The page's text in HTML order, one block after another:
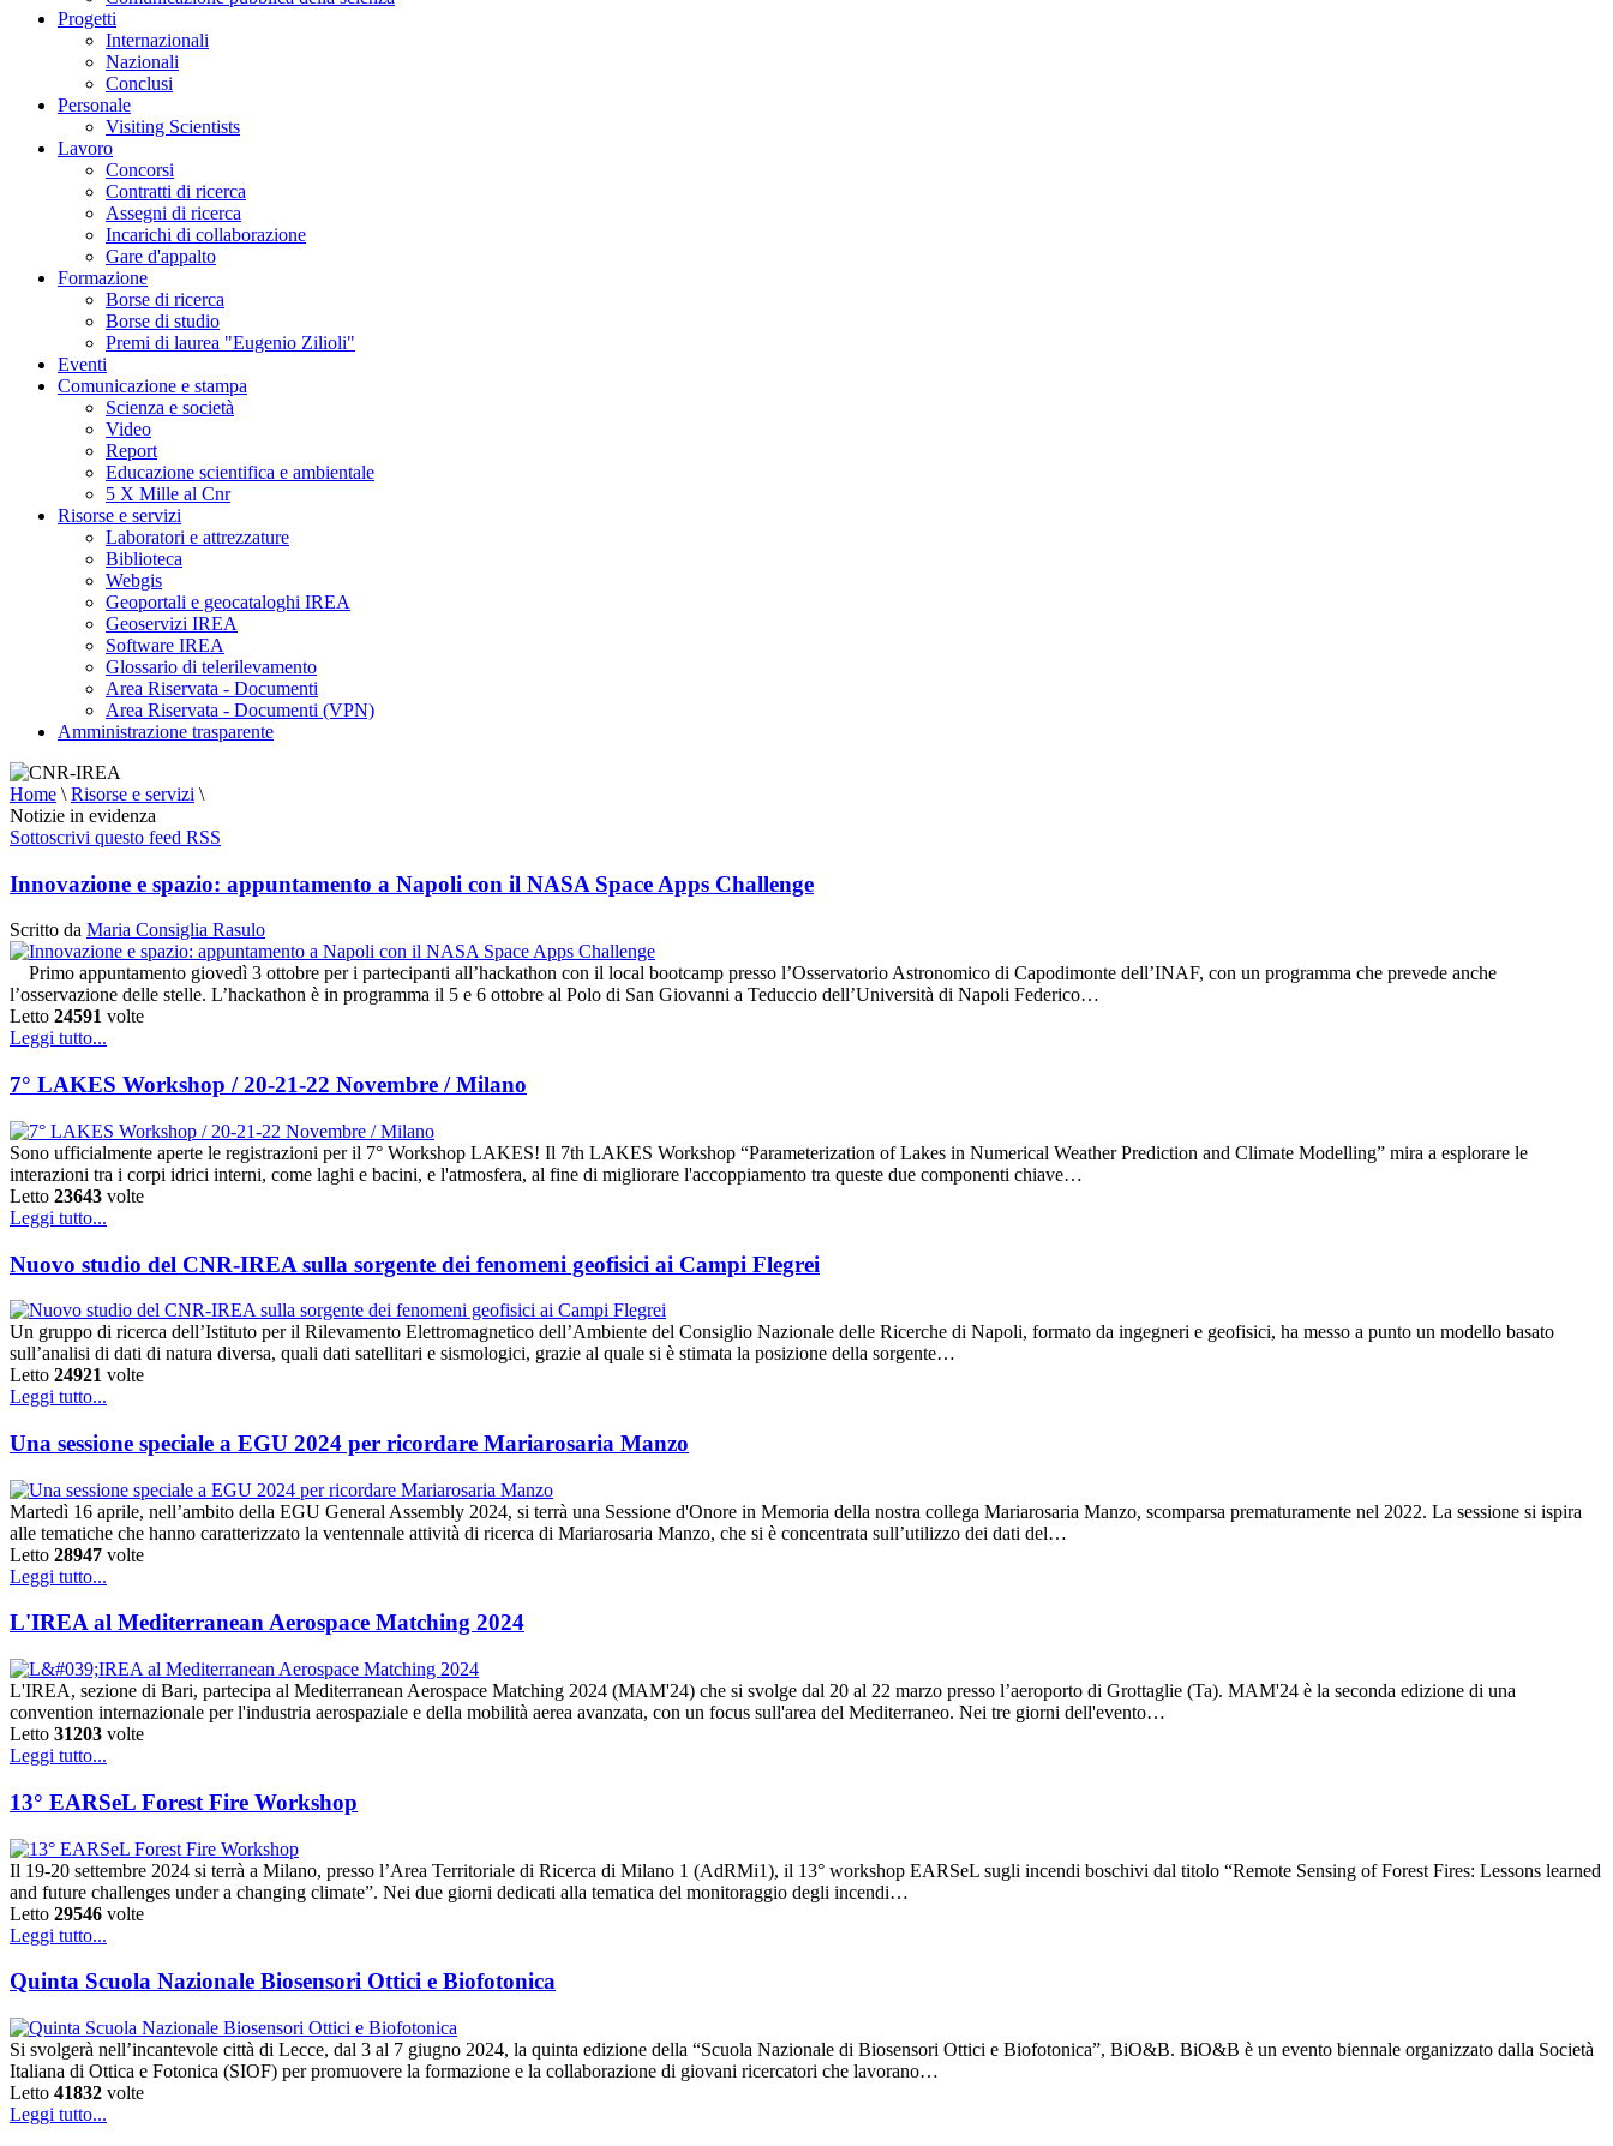
Progetti
Internazionali
Nazionali
Conclusi
Personale
Visiting Scientists
Lavoro
Concorsi
Contratti di ricerca
Assegni di ricerca
Incarichi di collaborazione
Gare d'appalto
Formazione
Borse di ricerca
Borse di studio
Premi di laurea "Eugenio Zilioli"
Eventi
Comunicazione e stampa
Scienza e società
Video
Report
Educazione scientifica e ambientale
5 X Mille al Cnr
Risorse e servizi
Laboratori e attrezzature
Biblioteca
Webgis
Geoportali e geocataloghi IREA
Geoservizi IREA
Software IREA
Glossario di telerilevamento
Area Riservata - Documenti
Area Riservata - Documenti (VPN)
Amministrazione trasparente
Home \ Risorse e servizi \
Notizie in evidenza
Sottoscrivi questo feed RSS
Innovazione e spazio: appuntamento a Napoli con il NASA Space Apps Challenge
Scritto da Maria Consiglia Rasulo
Primo appuntamento giovedì 3 ottobre per i partecipanti all’hackathon con il local bootcamp presso l’Osservatorio Astronomico di Capodimonte dell’INAF, con un programma che prevede anche
l’osservazione delle stelle. L’hackathon è in programma il 5 e 6 ottobre al Polo di San Giovanni a Teduccio dell’Università di Napoli Federico…
Letto 24591 volte
Leggi tutto...
7° LAKES Workshop / 20-21-22 Novembre / Milano
Sono ufficialmente aperte le registrazioni per il 7° Workshop LAKES! Il 7th LAKES Workshop “Parameterization of Lakes in Numerical Weather Prediction and Climate Modelling” mira a esplorare le
interazioni tra i corpi idrici interni, come laghi e bacini, e l'atmosfera, al fine di migliorare l'accoppiamento tra queste due componenti chiave…
Letto 23643 volte
Leggi tutto...
Nuovo studio del CNR-IREA sulla sorgente dei fenomeni geofisici ai Campi Flegrei
Un gruppo di ricerca dell’Istituto per il Rilevamento Elettromagnetico dell’Ambiente del Consiglio Nazionale delle Ricerche di Napoli, formato da ingegneri e geofisici, ha messo a punto un modello basato
sull’analisi di dati di natura diversa, quali dati satellitari e sismologici, grazie al quale si è stimata la posizione della sorgente…
Letto 24921 volte
Leggi tutto...
Una sessione speciale a EGU 2024 per ricordare Mariarosaria Manzo
Martedì 16 aprile, nell’ambito della EGU General Assembly 2024, si terrà una Sessione d'Onore in Memoria della nostra collega Mariarosaria Manzo, scomparsa prematuramente nel 2022. La sessione si ispira
alle tematiche che hanno caratterizzato la ventennale attività di ricerca di Mariarosaria Manzo, che si è concentrata sull’utilizzo dei dati del…
Letto 28947 volte
Leggi tutto...
L'IREA al Mediterranean Aerospace Matching 2024
L'IREA, sezione di Bari, partecipa al Mediterranean Aerospace Matching 2024 (MAM'24) che si svolge dal 20 al 22 marzo presso l’aeroporto di Grottaglie (Ta). MAM'24 è la seconda edizione di una
convention internazionale per l'industria aerospaziale e della mobilità aerea avanzata, con un focus sull'area del Mediterraneo. Nei tre giorni dell'evento…
Letto 31203 volte
Leggi tutto...
13° EARSeL Forest Fire Workshop
Il 19-20 settembre 2024 si terrà a Milano, presso l’Area Territoriale di Ricerca di Milano 1 (AdRMi1), il 13° workshop EARSeL sugli incendi boschivi dal titolo “Remote Sensing of Forest Fires: Lessons learned
and future challenges under a changing climate”. Nei due giorni dedicati alla tematica del monitoraggio degli incendi…
Letto 29546 volte
Leggi tutto...
Quinta Scuola Nazionale Biosensori Ottici e Biofotonica
Si svolgerà nell’incantevole città di Lecce, dal 3 al 7 giugno 2024, la quinta edizione della “Scuola Nazionale di Biosensori Ottici e Biofotonica”, BiO&B. BiO&B è un evento biennale organizzato dalla Società
Italiana di Ottica e Fotonica (SIOF) per promuovere la formazione e la collaborazione di giovani ricercatori che lavorano…
Letto 41832 volte
Leggi tutto...